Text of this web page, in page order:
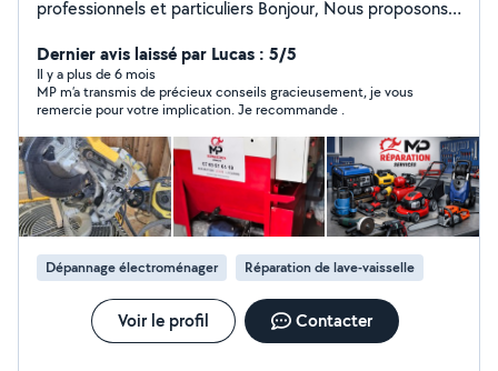
professionnels et particuliers Bonjour, Nous proposons :
pour l'entretien des espaces vert Divers appareils
électroportatifs Nous pouvons également vous
proposer des produits adaptés à vos besoins et au
meilleur prix grâce à notre réseau de fournisseurs
partenaires. Nous sommes présent à L'Isle d'Abeau et à
Montluel, déplacement possible dans certains
secteurs*. N'hésitez pas à nous consulter pour un
conseil ou un devis, nous nous tenons à votre
disposition pour vous répondre du lundi au samedi.
Dernier avis laissé par Lucas : 5/5
Il y a plus de 6 mois
MP m’a transmis de précieux conseils gracieusement, je vous
remercie pour votre implication. Je recommande .
Dépannage électroménager Réparation de lave-vaisselle
Voir le profil Contacter